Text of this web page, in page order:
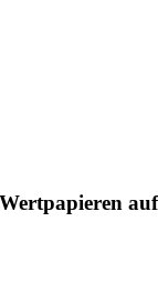
auf